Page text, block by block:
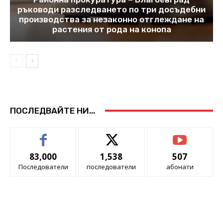
ръководи разследването по три досъдебни
производства за незаконно отглеждане на
растения от рода на конопа
ПОСЛЕДВАЙТЕ НИ...
83,000
Последователи
1,538
последователи
507
абонати